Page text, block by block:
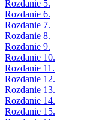
Rozdanie 5.
Rozdanie 6.
Rozdanie 7.
Rozdanie 8.
Rozdanie 9.
Rozdanie 10.
Rozdanie 11.
Rozdanie 12.
Rozdanie 13.
Rozdanie 14.
Rozdanie 15.